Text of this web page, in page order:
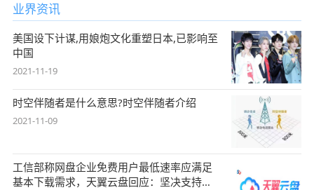
业界资讯
美国设下计谋,用娘炮文化重塑日本,已影响至
中国
2021-11-19
时空伴随者是什么意思?时空伴随者介绍
2021-11-09
工信部称网盘企业免费用户最低速率应满足
基本下载需求，天翼云盘回应：坚决支持，